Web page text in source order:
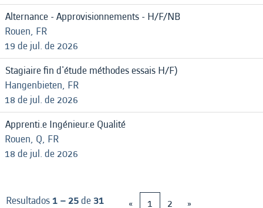
Alternance - Approvisionnements - H/F/NB
Rouen, FR
19 de jul. de 2026
Stagiaire fin d'étude méthodes essais H/F)
Hangenbieten, FR
18 de jul. de 2026
Apprenti.e Ingénieur.e Qualité
Rouen, Q, FR
18 de jul. de 2026
Resultados1 – 25de 31 « 1 2 »